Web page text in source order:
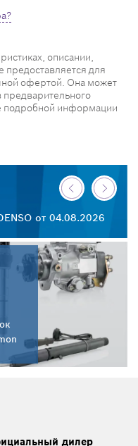
описании,
предоставляется для
офертой. Она может
подробной информации
от 04.08.2026
дилер